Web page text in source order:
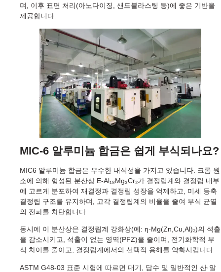
며, 이후 표면 처리(아노다이징, 샌드블라스팅 등)에 좋은 기반을
제공합니다.
MIC-6 알루미늄 합금은 쉽게 부식되나요?
MIC6 알루미늄 합금은 우수한 내식성을 가지고 있습니다. 크롬 원
소에 의해 형성된 분산상 E-Al₁₈Mg₃Cr₂가 결정립계와 결정립 내부
에 고르게 분포하여 재결정과 결정립 성장을 억제하고, 미세 등축
결정립 구조를 유지하며, 고각 결정립계의 비율을 줄여 부식 균열
의 전파를 차단합니다.
동시에 이 분산상은 결정립계 강화상(예: η-Mg(Zn,Cu,Al)₂)의 석출
을 감소시키고, 석출이 없는 영역(PFZ)을 줄이며, 전기화학적 부
식 차이를 줄이고, 결정립계에서의 선택적 용해를 약화시킵니다.
ASTM G48-03 표준 시험에 따르면 대기, 담수 및 일반적인 산·알